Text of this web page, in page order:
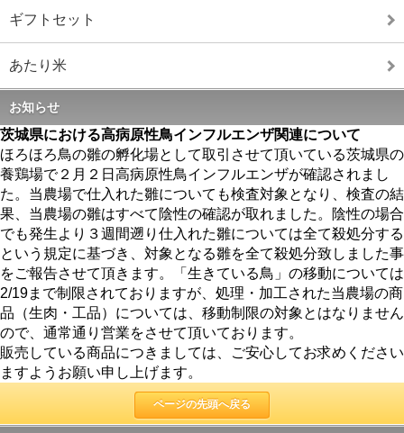
ギフトセット
あたり米
お知らせ
茨城県における高病原性鳥インフルエンザ関連について
ほろほろ鳥の雛の孵化場として取引させて頂いている茨城県の
養鶏場で２月２日高病原性鳥インフルエンザが確認されまし
た。当農場で仕入れた雛についても検査対象となり、検査の結
果、当農場の雛はすべて陰性の確認が取れました。陰性の場合
でも発生より３週間遡り仕入れた雛については全て殺処分する
という規定に基づき、対象となる雛を全て殺処分致しました事
をご報告させて頂きます。「生きている鳥」の移動については
2/19まで制限されておりますが、処理・加工された当農場の商
品（生肉・工品）については、移動制限の対象とはなりません
ので、通常通り営業をさせて頂いております。
販売している商品につきましては、ご安心してお求めください
ますようお願い申し上げます。
ページの先頭へ戻る